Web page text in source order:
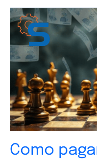
Como
Como
pagar
menos
impostos
com
planejamento
tributário